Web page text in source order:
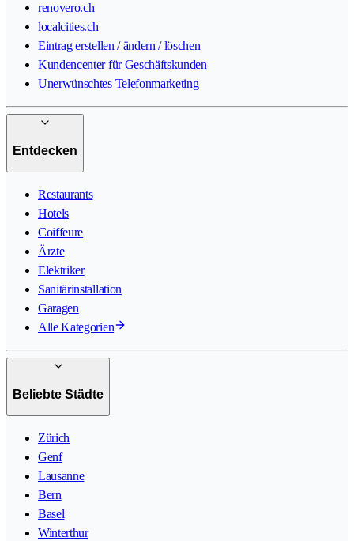
renovero.ch
localcities.ch
Eintrag erstellen / ändern / löschen
Kundencenter für Geschäftskunden
Unerwünschtes Telefonmarketing
Entdecken
Restaurants
Hotels
Coiffeure
Ärzte
Elektriker
Sanitärinstallation
Garagen
Alle Kategorien
Beliebte Städte
Zürich
Genf
Lausanne
Bern
Basel
Winterthur